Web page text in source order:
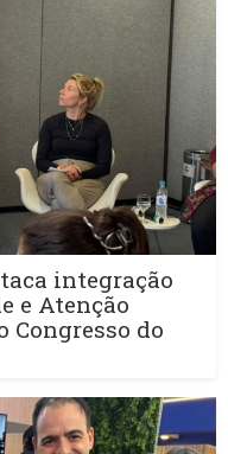
integração
e Atenção
Congresso do